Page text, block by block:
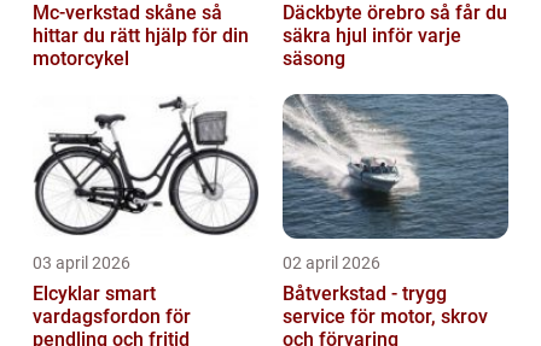
Mc-verkstad skåne så
hittar du rätt hjälp för din
motorcykel
Däckbyte örebro så får du
säkra hjul inför varje
säsong
03 april 2026
Elcyklar smart
vardagsfordon för
pendling och fritid
02 april 2026
Båtverkstad - trygg
service för motor, skrov
och förvaring